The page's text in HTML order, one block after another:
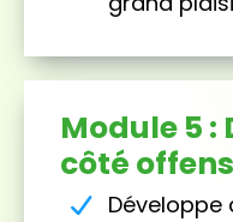
Module 5
côté
Développe